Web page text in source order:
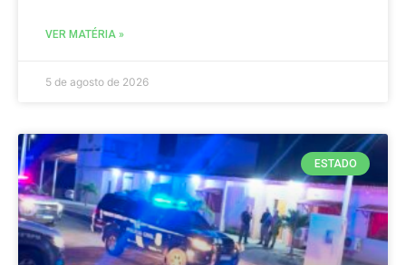
VER MATÉRIA »
5 de agosto de 2026
ESTADO